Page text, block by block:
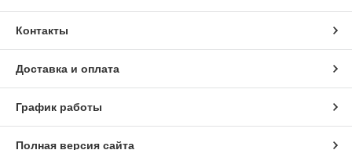
Контакты
Доставка и оплата
График работы
Полная версия сайта